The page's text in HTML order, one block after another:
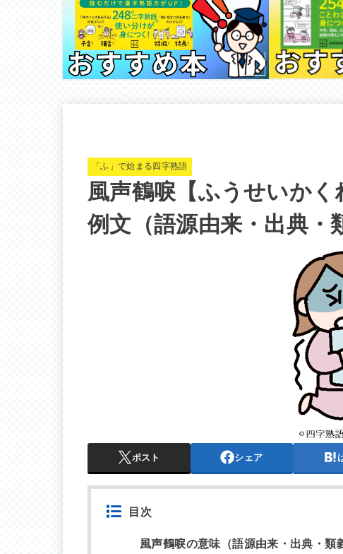
「ふ」で始まる四字熟語
風声鶴唳【ふうせいか
例文（語源由来・出典・
ポスト シェア
目次
風声鶴唳の意味（語源由来・出典・類